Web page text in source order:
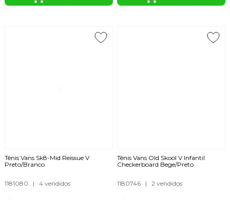
Tênis Vans Sk8-Mid Reissue V
Preto/Branco
1181080 | 4 vendidos
Tênis Vans Old Skool V Infantil
Checkerboard Bege/Preto
1180746 | 2 vendidos